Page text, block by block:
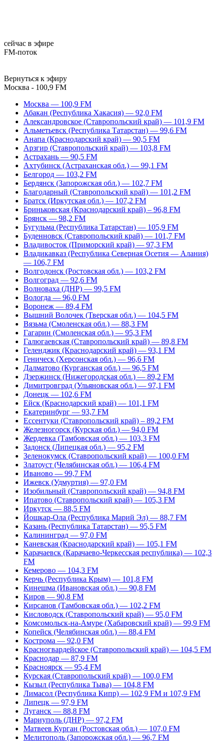
сейчас в эфире
FM-поток
Вернуться к эфиру
Москва - 100,9 FM
Москва — 100,9 FM
Абакан (Республика Хакасия) — 92,0 FM
Александровское (Ставропольский край) — 101,9 FM
Альметьевск (Республика Татарстан) — 99,6 FM
Анапа (Краснодарский край) — 90,5 FM
Арзгир (Ставропольский край) — 103,8 FM
Астрахань — 90,5 FM
Ахтубинск (Астраханская обл.) — 99,1 FM
Белгород — 103,2 FM
Бердянск (Запорожская обл.) — 102,7 FM
Благодарный (Ставропольский край) — 101,2 FM
Братск (Иркутская обл.) — 107,2 FM
Бриньковская (Краснодарский край) – 96,8 FM
Брянск — 98,2 FM
Бугульма (Республика Татарстан) — 105,9 FM
Буденновск (Ставропольский край) — 101,7 FM
Владивосток (Приморский край) — 97,3 FM
Владикавказ (Республика Северная Осетия — Алания)
— 106,7 FM
Волгодонск (Ростовская обл.) — 103,2 FM
Волгоград — 92,6 FM
Волноваха (ДНР) — 99,5 FM
Вологда — 96,0 FM
Воронеж — 89,4 FM
Вышний Волочек (Тверская обл.) — 104,5 FM
Вязьма (Смоленская обл.) — 88,3 FM
Гагарин (Смоленская обл.) — 95,3 FM
Галюгаевская (Ставропольский край) — 89,8 FM
Геленджик (Краснодарский край) — 93,1 FM
Геническ (Херсонская обл.) — 96,6 FM
Далматово (Курганская обл.) — 96,5 FM
Дзержинск (Нижегородская обл.) — 89,2 FM
Димитровград (Ульяновская обл.) — 97,1 FM
Донецк — 102,6 FM
Ейск (Краснодарский край) — 101,1 FM
Екатеринбург — 93,7 FM
Ессентуки (Ставропольский край) – 89,2 FM
Железногорск (Курская обл.) — 94,0 FM
Жердевка (Тамбовская обл.) — 103,3 FM
Задонск (Липецкая обл.) — 95,2 FM
Зеленокумск (Ставропольский край) — 100,0 FM
Златоуст (Челябинская обл.) — 106,4 FM
Иваново — 99,7 FM
Ижевск (Удмуртия) — 97,0 FM
Изобильный (Ставропольский край) — 94,8 FM
Ипатово (Ставропольский край) — 105,3 FM
Иркутск — 88,5 FM
Йошкар-Ола (Республика Марий Эл) — 88,7 FM
Казань (Республика Татарстан) — 95,5 FM
Калининград — 97,0 FM
Каневская (Краснодарский край) — 105,1 FM
Карачаевск (Карачаево-Черкесская республика) — 102,3
FM
Кемерово — 104,3 FM
Керчь (Республика Крым) — 101,8 FM
Кинешма (Ивановская обл.) — 90,8 FM
Киров — 90,8 FM
Кирсанов (Тамбовская обл.) — 102,2 FM
Кисловодск (Ставропольский край) — 95,0 FM
Комсомольск-на-Амуре (Хабаровский край) — 99,9 FM
Копейск (Челябинская обл.) — 88,4 FM
Кострома — 92,0 FM
Красногвардейское (Ставропольский край) — 104,5 FM
Краснодар — 87,9 FM
Красноярск — 95,4 FM
Курская (Ставропольский край) — 100,0 FM
Кызыл (Республика Тыва) — 104,8 FM
Лимасол (Республика Кипр) — 102,9 FM и 107,9 FM
Липецк — 97,9 FM
Луганск — 88,8 FM
Мариуполь (ДНР) — 97,2 FM
Матвеев Курган (Ростовская обл.) — 107,0 FM
Мелитополь (Запорожская обл.) — 96,7 FM